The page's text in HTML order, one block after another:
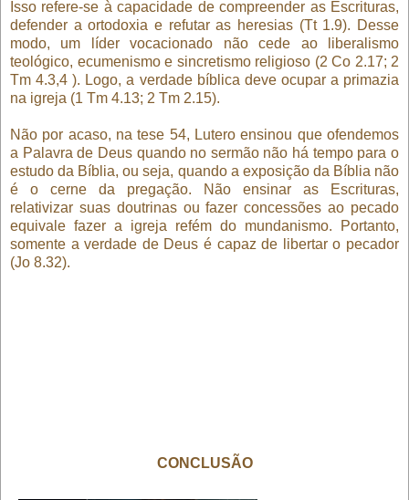
Isso refere-se à capacidade de compreender as Escrituras,
defender a ortodoxia e refutar as heresias (Tt 1.9). Desse
modo, um líder vocacionado não cede ao liberalismo
teológico, ecumenismo e sincretismo religioso (2 Co 2.17; 2
Tm 4.3,4 ). Logo, a verdade bíblica deve ocupar a primazia
na igreja (1 Tm 4.13; 2 Tm 2.15).
Não por acaso, na tese 54, Lutero ensinou que ofendemos
a Palavra de Deus quando no sermão não há tempo para o
estudo da Bíblia, ou seja, quando a exposição da Bíblia não
é o cerne da pregação. Não ensinar as Escrituras,
relativizar suas doutrinas ou fazer concessões ao pecado
equivale fazer a igreja refém do mundanismo. Portanto,
somente a verdade de Deus é capaz de libertar o pecador
(Jo 8.32).
CONCLUSÃO